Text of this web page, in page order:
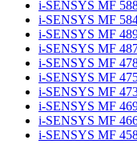
i-SENSYS MF
i-SENSYS MF
i-SENSYS MF
i-SENSYS MF
i-SENSYS MF
i-SENSYS MF
i-SENSYS MF
i-SENSYS MF
i-SENSYS MF
i-SENSYS MF